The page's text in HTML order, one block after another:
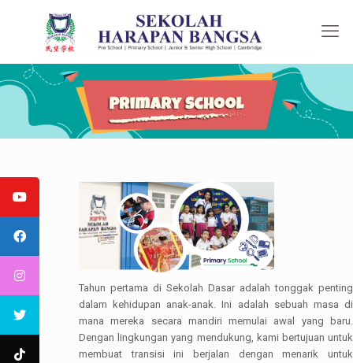
Tahun pertama di Sekolah Dasar adalah tonggak penting
dalam kehidupan anak-anak. Ini adalah sebuah masa di
mana mereka secara mandiri memulai awal yang baru.
Dengan lingkungan yang mendukung, kami bertujuan untuk
membuat transisi ini berjalan dengan menarik untuk